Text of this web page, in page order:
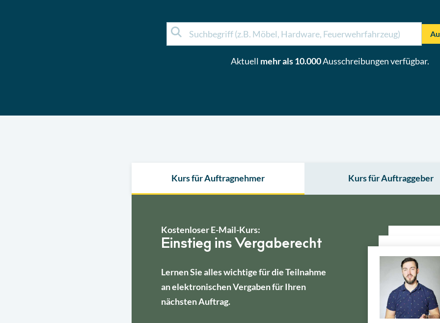
Aktuell mehr als 10.000Ausschreibungen verfügbar.
Kurs für Auftragnehmer Kurs für Auftraggeber
Kostenloser E-Mail-Kurs:
Einstieg ins Vergaberecht
Lernen Sie alles wichtige für die Teilnahme
an elektronischen Vergaben für Ihren
nächsten Auftrag.